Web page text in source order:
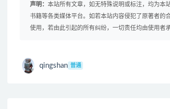
声明： 本站所有文章，如无特殊说明或标注，均为本
书籍等各类媒体平台。如若本站内容侵犯了原著者的
使用，若由此引起的所有纠纷，一切责任均由使用者承
qingshan 普通